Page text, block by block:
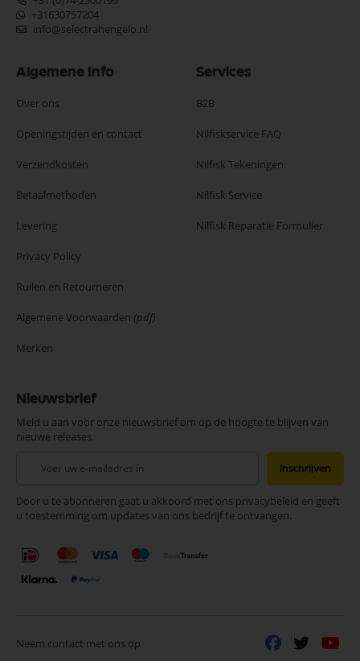
+31630757204
info@selectrahengelo.nl
Algemene Info
Over ons
Openingstijden en contact
Verzendkosten
Betaalmethoden
Levering
Privacy Policy
Ruilen en Retourneren
Algemene Voorwaarden (pdf)
Merken
Services
B2B
Nilfiskservice FAQ
Nilfisk Tekeningen
Nilfisk Service
Nilfisk Reparatie Formulier
Nieuwsbrief
Meld u aan voor onze nieuwsbrief om op de hoogte te blijven van
nieuwe releases.
onze
nieuwsbrief
Inschrijven
Door u te abonneren gaat u akkoord met ons privacybeleid en geeft
u toestemming om updates van ons bedrijf te ontvangen.
Neem contact met ons op